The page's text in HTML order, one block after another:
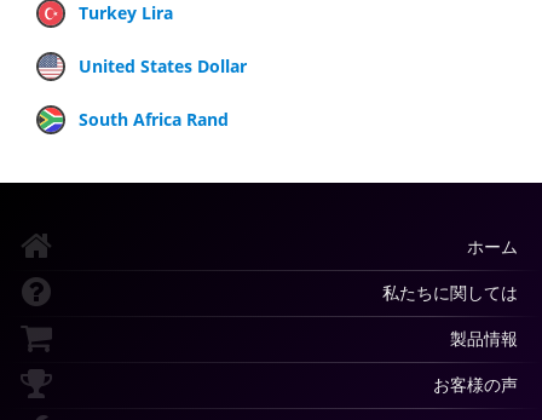
Turkey Lira
United States Dollar
South Africa Rand
ホーム
私たちに関しては
製品情報
お客様の声